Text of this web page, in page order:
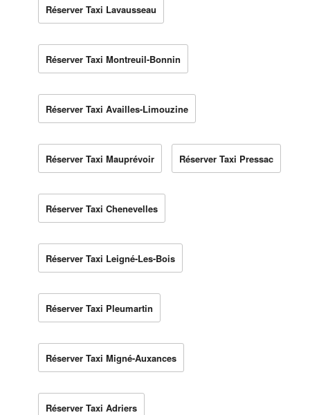
Réserver Taxi Lavausseau
Réserver Taxi Montreuil-Bonnin
Réserver Taxi Availles-Limouzine
Réserver Taxi Mauprévoir Réserver Taxi Pressac
Réserver Taxi Chenevelles
Réserver Taxi Leigné-Les-Bois
Réserver Taxi Pleumartin
Réserver Taxi Migné-Auxances
Réserver Taxi Adriers